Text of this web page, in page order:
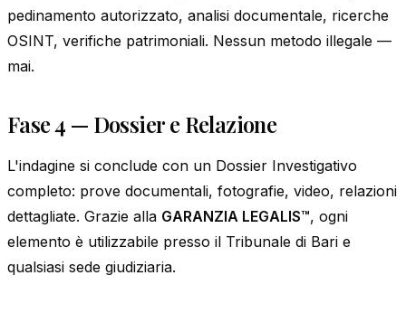
pedinamento autorizzato, analisi documentale, ricerche
OSINT, verifiche patrimoniali. Nessun metodo illegale —
mai.
Fase 4 — Dossier e Relazione
L'indagine si conclude con un Dossier Investigativo
completo: prove documentali, fotografie, video, relazioni
dettagliate. Grazie alla GARANZIA LEGALIS™, ogni
elemento è utilizzabile presso il Tribunale di Bari e
qualsiasi sede giudiziaria.